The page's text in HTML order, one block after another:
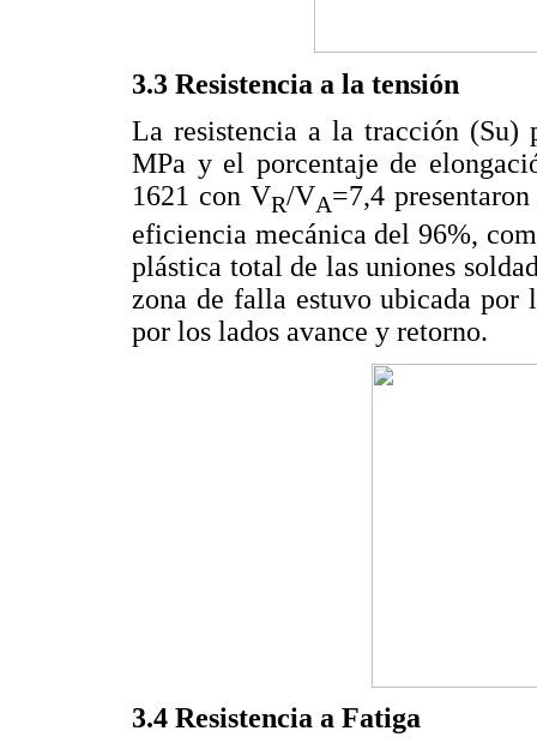
3.3 Resistencia a la tensión
La resistencia a la tracción
MPa y el porcentaje de
1621 con VR/VA=7,4
eficiencia mecánica del 96%,
plástica total de las uniones
zona de falla estuvo ubicada
por los lados avance y retorno.
3.4 Resistencia a Fatiga